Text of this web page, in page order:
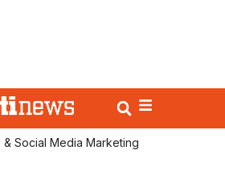
Social Media Marketing